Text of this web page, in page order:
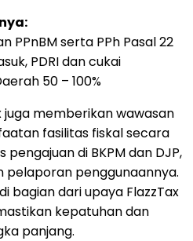
PPnBM serta PPh Pasal 22
PDRI dan cukai
50 – 100%
juga memberikan wawasan
fasilitas fiskal secara
di BKPM dan DJP,
pelaporan penggunaannya.
bagian dari upaya FlazzTax
kepatuhan dan
panjang.